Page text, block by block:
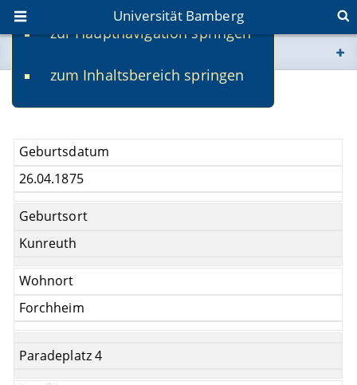
zur Hauptnavigation springen
zum Inhaltsbereich springen
Universität Bamberg
www.uni-bamberg.de
fis.uni-bamberg.de
Gottlieb Braun
Geburtsdatum
26.04.1875
Geburtsort
Kunreuth
Wohnort
Forchheim
Paradeplatz 4